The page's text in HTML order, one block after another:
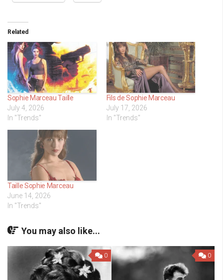
Related
Sophie Marceau Taille
July 4, 2026
In "Trends"
Fils de Sophie Marceau
July 17, 2026
In "Trends"
Taille Sophie Marceau
June 14, 2026
In "Trends"
You may also like...
0 0